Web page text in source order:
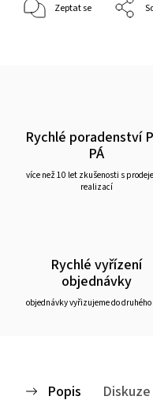
Zeptat se
Rychlé poradenství
PÁ
více než 10 let zkušenosti s
realizací
Rychlé vyřízení
objednávky
objednávky vyřizujeme do druhého
Popis Diskuze